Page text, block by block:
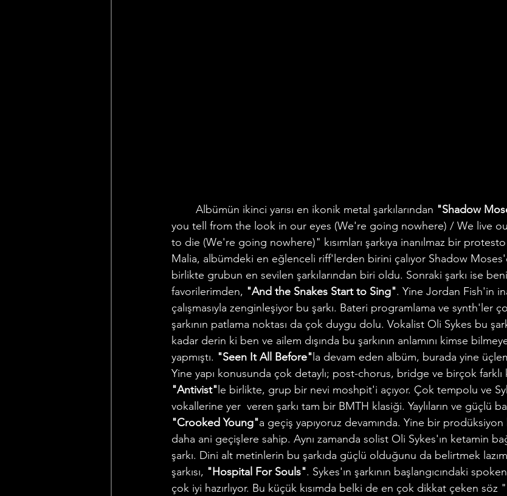
	Albümün ikinci yarısı en ikonik metal şarkılarından
"Shadow
you tell from the look in our eyes (We're going nowhere) / We live
to die (We're going nowhere)" kısımları şarkıya inanılmaz bir protesto
Malia, albümdeki en eğlenceli riff'lerden birini çalıyor Shadow
birlikte grubun en sevilen şarkılarından biri oldu. Sonraki şarkı ise
favorilerimden, "And the Snakes Start to Sing". Yine Jordan Fish'in
çalışmasıyla zenginleşiyor bu şarkı. Bateri programlama ve synth'ler
şarkının patlama noktası da çok duygu dolu. Vokalist Oli Sykes bu
kadar derin ki ben ve ailem dışında bu şarkının anlamını kimse
yapmıştı. "Seen It All Before" la devam eden albüm, burada yine
Yine yapı konusunda çok detaylı; post-chorus, bridge ve birçok farklı
"Antivist" le birlikte, grup bir nevi moshpit'i açıyor. Çok tempolu ve
vokallerine yer  veren şarkı tam bir BMTH klasiği. Yaylıların ve güçlü
"Crooked Young"a geçiş yapıyoruz devamında. Yine bir prodüksiyon
daha ani geçişlere sahip. Aynı zamanda solist Oli Sykes'ın ketamin
şarkı. Dini alt metinlerin bu şarkıda güçlü olduğunu da belirtmek
şarkısı, "Hospital For Souls". Sykes'ın şarkının başlangıcındaki
çok iyi hazırlıyor. Bu küçük kısımda belki de en çok dikkat çeken söz